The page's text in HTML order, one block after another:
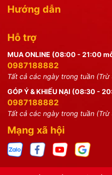
Hướng dẫn
Hỗ trợ
MUA ONLINE (08:00 - 21:00
0987188882
Tất cả các ngày trong tuần (Trừ
GÓP Ý & KHIẾU NẠI (08:30 -
0987188882
Tất cả các ngày trong tuần (Trừ
Mạng xã hội